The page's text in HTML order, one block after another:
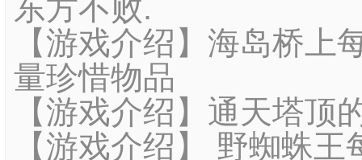
东方不败.
【游戏介绍】海岛桥
量珍惜物品
【游戏介绍】通天塔
【游戏介绍】 野蜘蛛